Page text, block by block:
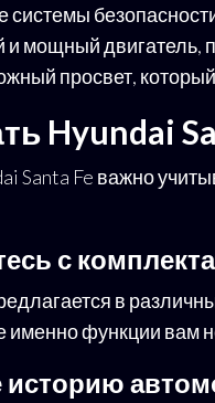
мощный двигатель,
просвет,
Hyundai
Santa Fe важно
с
в
именно функции
историю